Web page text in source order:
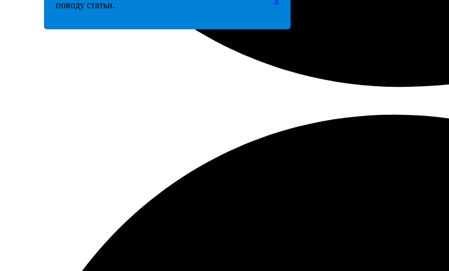
поводу статьи.